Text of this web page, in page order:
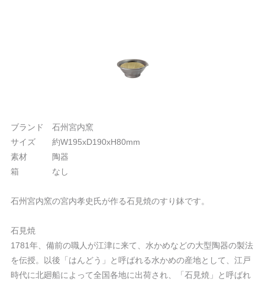
ブランド 石州宮内窯
サイズ 約W195xD190xH80mm
素材 陶器
箱 なし
石州宮内窯の宮内孝史氏が作る石見焼のすり鉢です。
石見焼
1781年、備前の職人が江津に来て、水かめなどの大型陶器の製法
を伝授。以後「はんどう」と呼ばれる水かめの産地として、江戸
時代に北廻船によって全国各地に出荷され、「石見焼」と呼ばれ